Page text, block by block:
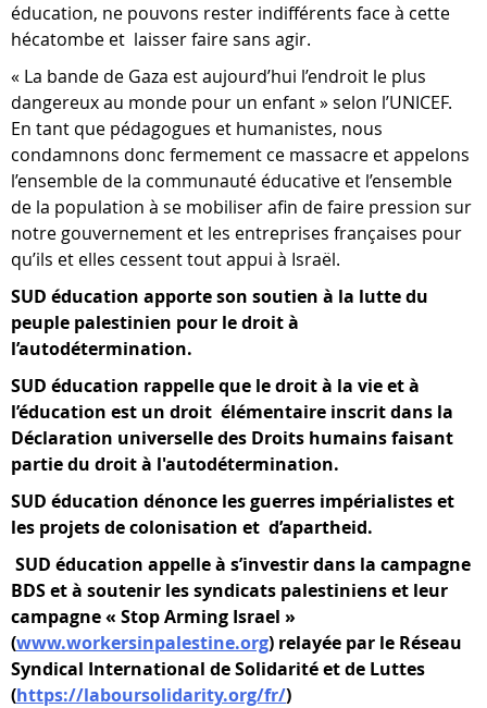
éducation, ne pouvons rester indifférents face à cette
hécatombe et laisser faire sans agir.
« La bande de Gaza est aujourd’hui l’endroit le plus
dangereux au monde pour un enfant » selon l’UNICEF.
En tant que pédagogues et humanistes, nous
condamnons donc fermement ce massacre et appelons
l’ensemble de la communauté éducative et l’ensemble
de la population à se mobiliser afin de faire pression sur
notre gouvernement et les entreprises françaises pour
qu’ils et elles cessent tout appui à Israël.
SUD éducation apporte son soutien à la lutte du
peuple palestinien pour le droit à
l’autodétermination.
SUD éducation rappelle que le droit à la vie et à
l’éducation est un droit élémentaire inscrit dans la
Déclaration universelle des Droits humains faisant
partie du droit à l'autodétermination.
SUD éducation dénonce les guerres impérialistes et
les projets de colonisation et d’apartheid.
SUD éducation appelle à s’investir dans la campagne
BDS et à soutenir les syndicats palestiniens et leur
campagne « Stop Arming Israel »
(www.workersinpalestine.org) relayée par le Réseau
Syndical International de Solidarité et de Luttes
(https://laboursolidarity.org/fr/)